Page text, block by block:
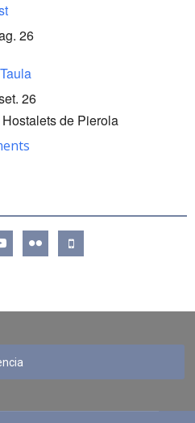
26
26
de Pierola
flickr mobile